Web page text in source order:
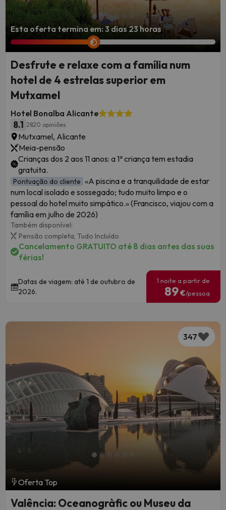
Esta oferta termina em: 3 dias 23 horas
Desfrute e relaxe com a família num
hotel de 4 estrelas superior em
Mutxamel
Hotel Bonalba Alicante
8.1 2820 opiniões
Mutxamel, Alicante
Meia-pensão
Crianças dos 2 aos 11 anos: a 1ª criança tem estadia
gratuita.
Pontuação do cliente «A piscina e a tranquilidade de estar
num local isolado e sossegado; tudo muito limpo e o
pessoal do hotel muito simpático.» (Francisco, viajou com a
família em julho de 2026)
Também disponível:
Pensão completa, Tudo Incluído
Cancelamento GRATUITO até 8 dias antes das suas
férias!
Datas de viagem: até 1 de outubro de
2026.
1 noite a partir de
89€/pessoa
347
Oferta Top
Valência: Oceanogràfic ou Museu da